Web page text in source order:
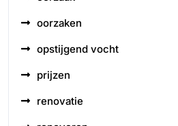
oorzaken
opstijgend vocht
prijzen
renovatie